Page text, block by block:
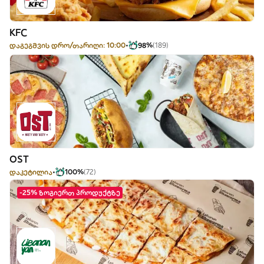
KFC
დაგეგმვის დრო/თარიღი: 10:00 98%(189)
OST
დაკეტილია 100%(72)
-25% ზოგიერთ პროდუქტზე